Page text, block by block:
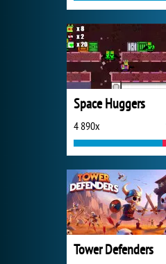
Space Huggers
4 890x
Tower Defenders